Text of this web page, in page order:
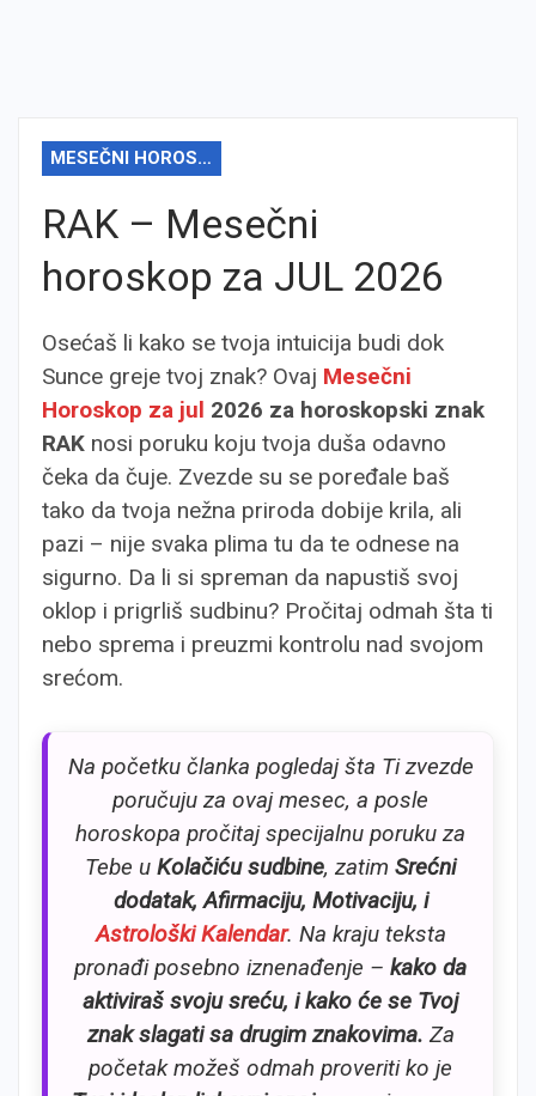
MESEČNI HOROSKOP
RAK – Mesečni
horoskop za JUL 2026
Osećaš li kako se tvoja intuicija budi dok
Sunce greje tvoj znak? Ovaj Mesečni
Horoskop za jul 2026 za horoskopski znak
RAK nosi poruku koju tvoja duša odavno
čeka da čuje. Zvezde su se poređale baš
tako da tvoja nežna priroda dobije krila, ali
pazi – nije svaka plima tu da te odnese na
sigurno. Da li si spreman da napustiš svoj
oklop i prigrliš sudbinu? Pročitaj odmah šta ti
nebo sprema i preuzmi kontrolu nad svojom
srećom.
Na početku članka pogledaj šta Ti zvezde
poručuju za ovaj mesec, a posle
horoskopa pročitaj specijalnu poruku za
Tebe u Kolačiću sudbine, zatim Srećni
dodatak, Afirmaciju, Motivaciju, i
Astrološki Kalendar. Na kraju teksta
pronađi posebno iznenađenje – kako da
aktiviraš svoju sreću, i kako će se Tvoj
znak slagati sa drugim znakovima. Za
početak možeš odmah proveriti ko je